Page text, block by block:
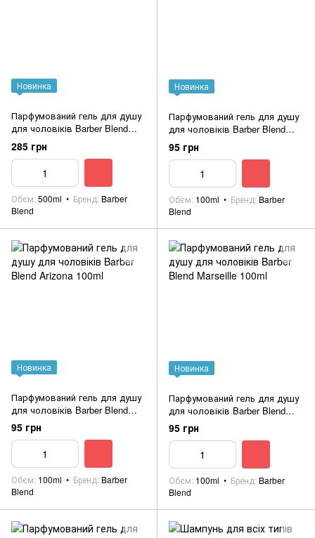
Новинка
Парфумований гель для душу
для чоловіків Barber Blend
Oxford 500ml
285 грн
Обєм 500ml Бренд Barber
Blend
Новинка
Парфумований гель для душу
для чоловіків Barber Blend
Toscana 100ml
95 грн
Обєм 100ml Бренд Barber
Blend
Новинка
Парфумований гель для душу
для чоловіків Barber Blend
Arizona 100ml
95 грн
Обєм 100ml Бренд Barber
Blend
Новинка
Парфумований гель для душу
для чоловіків Barber Blend
Marseille 100ml
95 грн
Обєм 100ml Бренд Barber
Blend